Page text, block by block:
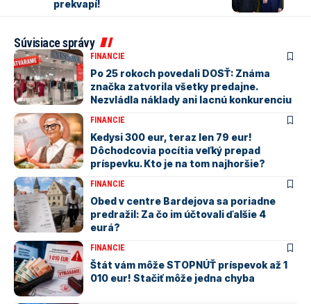
prekvapí!
Súvisiace správy
FINANCIE
Po 25 rokoch povedali DOSŤ: Známa
značka zatvorila všetky predajne.
Nezvládla náklady ani lacnú konkurenciu
FINANCIE
Kedysi 300 eur, teraz len 79 eur!
Dôchodcovia pocítia veľký prepad
príspevku. Kto je na tom najhoršie?
FINANCIE
Obed v centre Bardejova sa poriadne
predražil: Za čo im účtovali ďalšie 4
eurá?
FINANCIE
Štát vám môže STOPNÚŤ príspevok až 1
010 eur! Stačiť môže jedna chyba